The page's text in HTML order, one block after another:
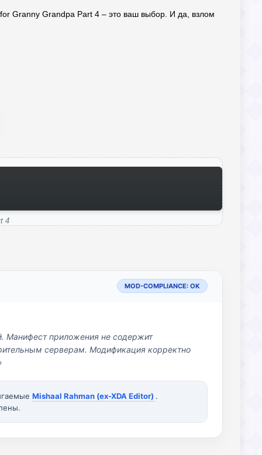
Granny Grandpa Part 4 – это ваш выбор. И да, взлом
4
MOD-COMPLIANCE: OK
Манифест приложения не содержит
серверам. Модификация корректно
Mishaal Rahman (ex-XDA Editor) .